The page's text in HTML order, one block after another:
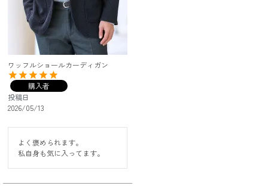
ワッフルショールカーディガン
購入者
投稿日
2026/05/13
よく褒められます。
私自身も気に入ってます。